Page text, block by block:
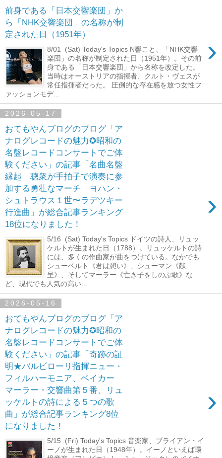
前身である「日本交響楽団」か
ら「NHK交響楽団」の名称が制
定された日（1951年）
›
8/01 (Sat) Today's Topics N響こと、「NHK交響
楽団」の名称が制定された日（1951年）。その前
身である「日本交響楽団」から名称を改定した。
当時はオーストリアの指揮者、クルト・ヴェスが
常任指揮者だった。 圧倒的な存在感を放つ女性フ
ァッションモデ...
2026-05-17
おてもやんブログのブログ「ア
ナログレコードの魅力✪昭和の
名盤レコードコンサートでご体
験ください」の記事「名曲名盤
縁起 聴衆が手拍子で演奏に参
加する勇壮なマーチ ヨハン・
シュトラウス１世〜ラデツキー
行進曲」が総合記事ランキング
18位になりました！
›
5/16 (Sat) Today's Topics ドイツの詩人、リュッ
ケルトが生まれた日（1788）。リュッケルトの詩
には、多くの作曲家が曲をつけている。なかでも
シューベルト《君は憩い》、シューマン《献
呈》、そしてマーラー《亡き子をしのぶ歌》な
ど、現代でも人気の高い...
2026-05-16
おてもやんブログのブログ「ア
ナログレコードの魅力✪昭和の
名盤レコードコンサートでご体
験ください」の記事「奇跡の証
明★バルビローリ指揮ニュー・
フィルハーモニア、ベイカー
マーラー・交響曲第５番、リュ
ッケルトの詩による５つの歌
曲」が総合記事ランキング8位
になりました！
›
5/15 (Fri) Today's Topics 音楽家、ブライアン・イ
ーノが生まれた日（1948年）。イーノといえば環